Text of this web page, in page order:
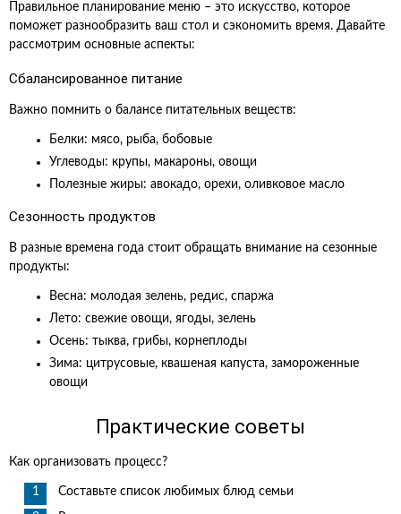
Правильное планирование меню – это искусство, которое
поможет разнообразить ваш стол и сэкономить время. Давайте
рассмотрим основные аспекты:
Сбалансированное питание
Важно помнить о балансе питательных веществ:
Белки: мясо, рыба, бобовые
Углеводы: крупы, макароны, овощи
Полезные жиры: авокадо, орехи, оливковое масло
Сезонность продуктов
В разные времена года стоит обращать внимание на сезонные
продукты:
Весна: молодая зелень, редис, спаржа
Лето: свежие овощи, ягоды, зелень
Осень: тыква, грибы, корнеплоды
Зима: цитрусовые, квашеная капуста, замороженные
овощи
Практические советы
Как организовать процесс?
Составьте список любимых блюд семьи